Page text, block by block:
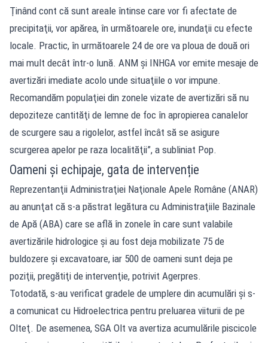
Ţinând cont că sunt areale întinse care vor fi afectate de
precipitaţii, vor apărea, în următoarele ore, inundaţii cu efecte
locale. Practic, în următoarele 24 de ore va ploua de două ori
mai mult decât într-o lună. ANM şi INHGA vor emite mesaje de
avertizări imediate acolo unde situaţiile o vor impune.
Recomandăm populaţiei din zonele vizate de avertizări să nu
depoziteze cantităţi de lemne de foc în apropierea canalelor
de scurgere sau a rigolelor, astfel încât să se asigure
scurgerea apelor pe raza localităţii”, a subliniat Pop.
Oameni și echipaje, gata de intervenție
Reprezentanţii Administraţiei Naţionale Apele Române (ANAR)
au anunţat că s-a păstrat legătura cu Administraţiile Bazinale
de Apă (ABA) care se află în zonele în care sunt valabile
avertizările hidrologice şi au fost deja mobilizate 75 de
buldozere şi excavatoare, iar 500 de oameni sunt deja pe
poziţii, pregătiţi de intervenţie, potrivit Agerpres.
Totodată, s-au verificat gradele de umplere din acumulări şi s-
a comunicat cu Hidroelectrica pentru preluarea viiturii de pe
Olteţ. De asemenea, SGA Olt va avertiza acumulările piscicole